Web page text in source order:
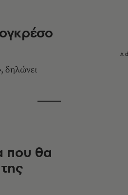
δηλώνει
που θα